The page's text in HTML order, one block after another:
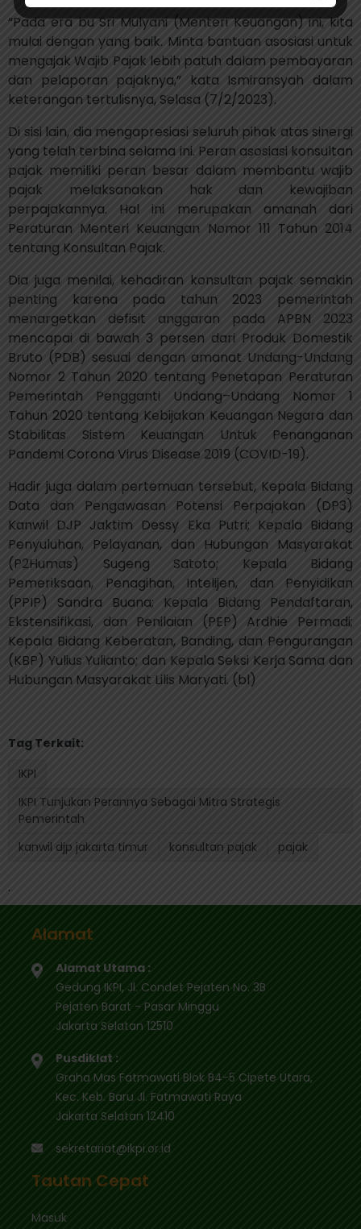
“Pada era bu Sri Mulyani (Menteri Keuangan) ini, kita
mulai dengan yang baik. Minta bantuan asosiasi untuk
mengajak Wajib Pajak lebih patuh dalam pembayaran
dan pelaporan pajaknya,” kata Ismiransyah dalam
keterangan tertulisnya, Selasa (7/2/2023).
Di sisi lain, dia mengapresiasi seluruh pihak atas sinergi
yang telah terbina selama ini. Peran asosiasi konsultan
pajak memiliki peran besar dalam membantu wajib
pajak melaksanakan hak dan kewajiban
perpajakannya. Hal ini merupakan amanah dari
Peraturan Menteri Keuangan Nomor 111 Tahun 2014
tentang Konsultan Pajak.
Dia juga menilai, kehadiran konsultan pajak semakin
penting karena pada tahun 2023 pemerintah
menargetkan defisit anggaran pada APBN 2023
mencapai di bawah 3 persen dari Produk Domestik
Bruto (PDB) sesuai dengan amanat Undang-Undang
Nomor 2 Tahun 2020 tentang Penetapan Peraturan
Pemerintah Pengganti Undang–Undang Nomor 1
Tahun 2020 tentang Kebijakan Keuangan Negara dan
Stabilitas Sistem Keuangan Untuk Penanganan
Pandemi Corona Virus Disease 2019 (COVID-19).
Hadir juga dalam pertemuan tersebut, Kepala Bidang
Data dan Pengawasan Potensi Perpajakan (DP3)
Kanwil DJP Jaktim Dessy Eka Putri; Kepala Bidang
Penyuluhan, Pelayanan, dan Hubungan Masyarakat
(P2Humas) Sugeng Satoto; Kepala Bidang
Pemeriksaan, Penagihan, Intelijen, dan Penyidikan
(PPIP) Sandra Buana; Kepala Bidang Pendaftaran,
Ekstensifikasi, dan Penilaian (PEP) Ardhie Permadi;
Kepala Bidang Keberatan, Banding, dan Pengurangan
(KBP) Yulius Yulianto; dan Kepala Seksi Kerja Sama dan
Hubungan Masyarakat Lilis Maryati. (bl)
Tag Terkait:
IKPI
IKPI Tunjukan Perannya Sebagai Mitra Strategis
Pemerintah
kanwil djp jakarta timur
konsultan pajak pajak
.
Alamat
Alamat Utama :
Gedung IKPI, Jl. Condet Pejaten No. 3B
Pejaten Barat - Pasar Minggu
Jakarta Selatan 12510
Pusdiklat :
Graha Mas Fatmawati Blok B4-5 Cipete Utara,
Kec. Keb. Baru Jl. Fatmawati Raya
Jakarta Selatan 12410
sekretariat@ikpi.or.id
Tautan Cepat
Masuk